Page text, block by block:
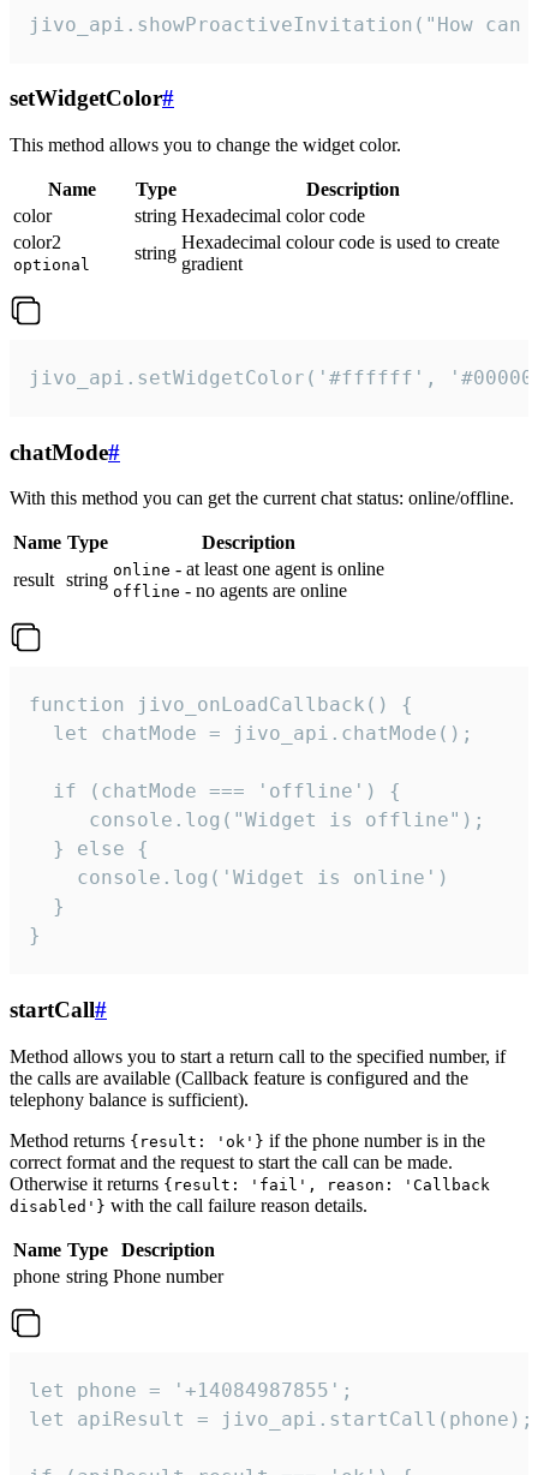
jivo_api.showProactiveInvitation("How
setWidgetColor#
This method allows you to change the widget color.
Name Type
Description
color
string Hexadecimal color code
color2
optional
string
Hexadecimal colour code is used to create
gradient
jivo_api.setWidgetColor('#ffffff',
chatMode#
With this method you can get the current chat status: online/offline.
Name Type
Description
result string online - at least one agent is online
offline - no agents are online
function jivo_onLoadCallback() {
  let chatMode = jivo_api.chatMode();
  if (chatMode === 'offline') {
     console.log("Widget is offline");
  } else {
    console.log('Widget is online')
  }
}
startCall#
Method allows you to start a return call to the specified number, if
the calls are available (Callback feature is configured and the
telephony balance is sufficient).
Method returns {result: 'ok'} if the phone number is in the
correct format and the request to start the call can be made.
Otherwise it returns {result: 'fail', reason: 'Callback
disabled'} with the call failure reason details.
Name Type
Description
phone string Phone number
let phone = '+14084987855';
let apiResult = jivo_api.startCall(phone);